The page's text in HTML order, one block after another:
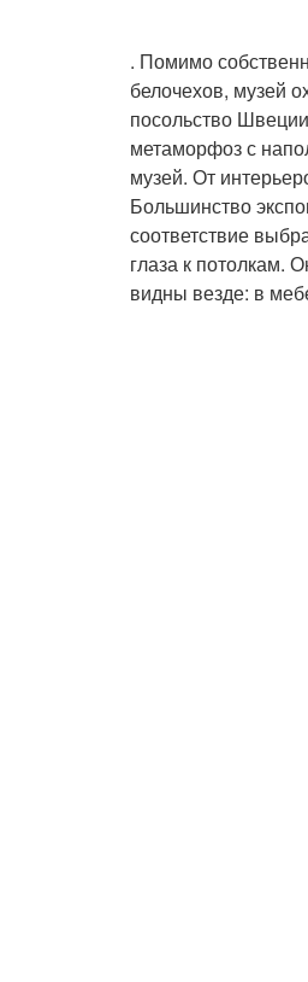
. Помимо
белочехов, музей
посольство
метаморфоз с
музей. От
Большинство
соответствие
глаза к потолкам.
видны везде: в